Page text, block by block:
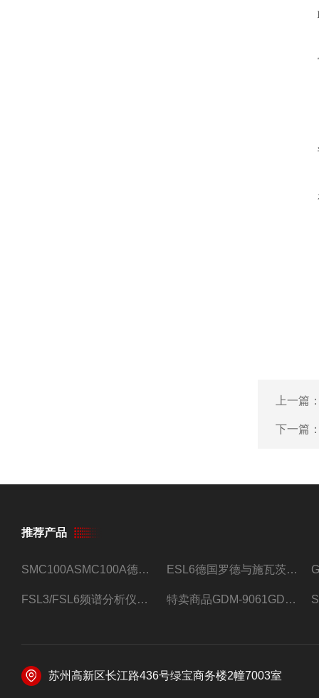
上一篇
下一篇
推荐产品
SMC100ASMC100A德国罗德与施瓦茨射频信号源 ESL6德国罗德与施瓦茨预认证EMI接收机
FSL3/FSL6频谱分析仪FSL3/FSL6罗德与施瓦茨 特卖商品GDM-9061GDM-9061台式万用表
苏州高新区长江路436号绿宝商务楼2幢7003室